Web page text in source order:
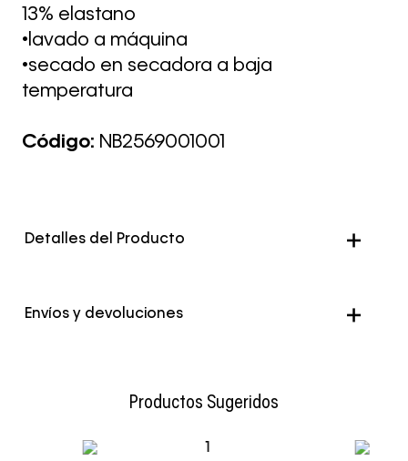
13% elastano
•lavado a máquina
•secado en secadora a baja
temperatura
Código: NB2569001001
Detalles del Producto
Genero Hombre
Envíos y devoluciones
Productos Sugeridos